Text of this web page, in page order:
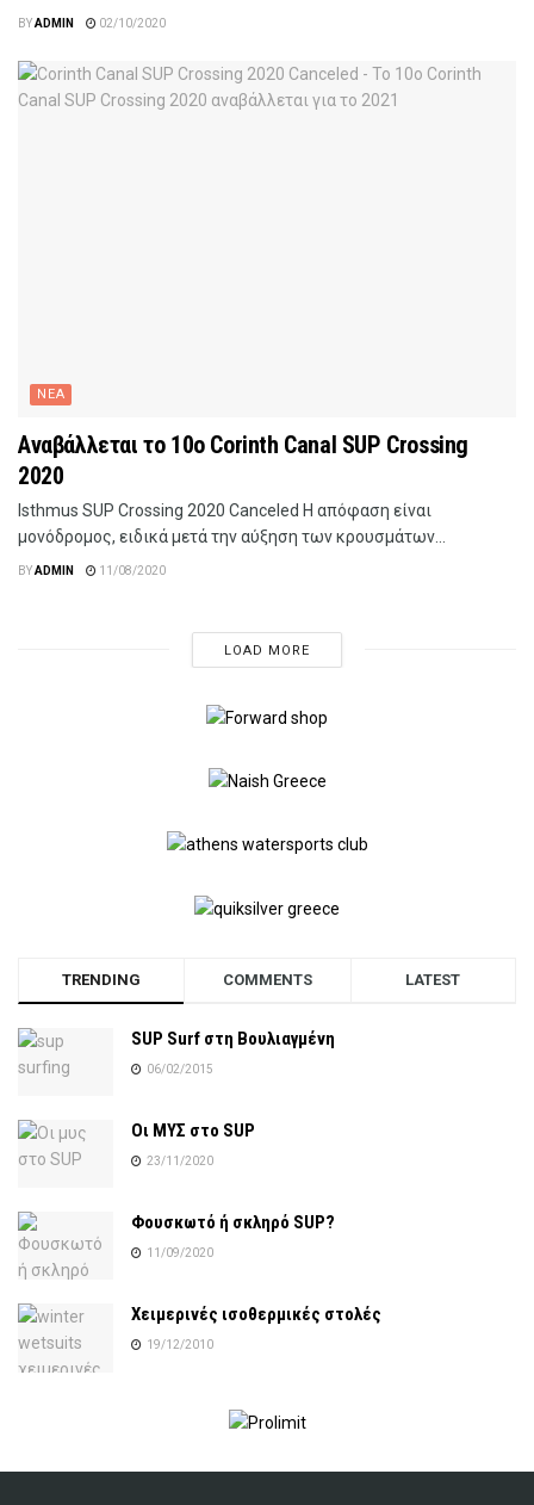
BYADMIN 02/10/2020
ΝΕΑ
Αναβάλλεται το 10o Corinth Canal SUP Crossing
2020
lsthmus SUP Crossing 2020 Canceled Η απόφαση είναι
μονόδρομος, ειδικά μετά την αύξηση των κρουσμάτων...
BYADMIN 11/08/2020
LOAD MORE
TRENDING COMMENTS LATEST
SUP Surf στη Βουλιαγμένη
06/02/2015
Οι ΜΥΣ στο SUP
23/11/2020
Φουσκωτό ή σκληρό SUP?
11/09/2020
Χειμερινές ισοθερμικές στολές
19/12/2010